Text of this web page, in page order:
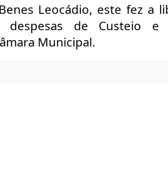
Leocádio, este fez a
despesas de Custeio
Municipal.